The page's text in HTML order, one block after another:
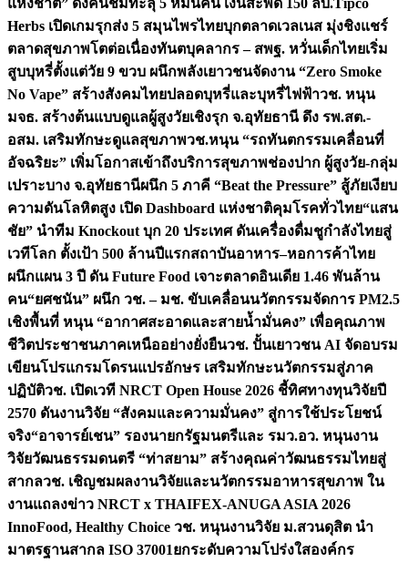
แห่งชาติ” ดึงคนชมทะลุ 5 หมื่นคน เงินสะพัด 150 ลบ.Tipco
Herbs เปิดเกมรุกส่ง 5 สมุนไพรไทยบุกตลาดเวลเนส มุ่งชิงแชร์
ตลาดสุขภาพโตต่อเนื่องทันตบุคลากร – สพฐ. หวั่นเด็กไทยเริ่ม
สูบบุหรี่ตั้งแต่วัย 9 ขวบ ผนึกพลังเยาวชนจัดงาน “Zero Smoke
No Vape” สร้างสังคมไทยปลอดบุหรี่และบุหรี่ไฟฟ้าวช. หนุน
มจธ. สร้างต้นแบบดูแลผู้สูงวัยเชิงรุก จ.อุทัยธานี ดึง รพ.สต.-
อสม. เสริมทักษะดูแลสุขภาพวช.หนุน “รถทันตกรรมเคลื่อนที่
อัจฉริยะ” เพิ่มโอกาสเข้าถึงบริการสุขภาพช่องปาก ผู้สูงวัย-กลุ่ม
เปราะบาง จ.อุทัยธานีผนึก 5 ภาคี “Beat the Pressure” สู้ภัยเงียบ
ความดันโลหิตสูง เปิด Dashboard แห่งชาติคุมโรคทั่วไทย“แสน
ชัย” นำทีม Knockout บุก 20 ประเทศ ดันเครื่องดื่มชูกำลังไทยสู่
เวทีโลก ตั้งเป้า 500 ล้านปีแรกสถาบันอาหาร–หอการค้าไทย
ผนึกแผน 3 ปี ดัน Future Food เจาะตลาดอินเดีย 1.46 พันล้าน
คน“ยศชนัน” ผนึก วช. – มช. ขับเคลื่อนนวัตกรรมจัดการ PM2.5
เชิงพื้นที่ หนุน “อากาศสะอาดและสายน้ำมั่นคง” เพื่อคุณภาพ
ชีวิตประชาชนภาคเหนืออย่างยั่งยืนวช. ปั้นเยาวชน AI จัดอบรม
เขียนโปรแกรมโดรนแปรอักษร เสริมทักษะนวัตกรรมสู่ภาค
ปฏิบัติวช. เปิดเวที NRCT Open House 2026 ชี้ทิศทางทุนวิจัยปี
2570 ดันงานวิจัย “สังคมและความมั่นคง” สู่การใช้ประโยชน์
จริง“อาจารย์เชน” รองนายกรัฐมนตรีและ รมว.อว. หนุนงาน
วิจัยวัฒนธรรมดนตรี “ท่าสยาม” สร้างคุณค่าวัฒนธรรมไทยสู่
สากลวช. เชิญชมผลงานวิจัยและนวัตกรรมอาหารสุขภาพ ใน
งานแถลงข่าว NRCT x THAIFEX-ANUGA ASIA 2026
InnoFood, Healthy Choice วช. หนุนงานวิจัย ม.สวนดุสิต นำ
มาตรฐานสากล ISO 37001ยกระดับความโปร่งใสองค์กร